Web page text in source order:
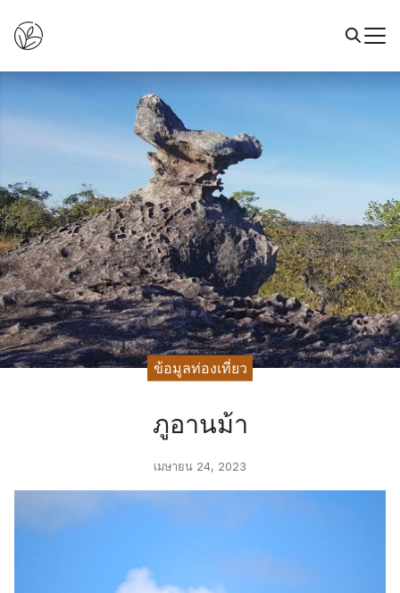
ข้อมูลท่องเที่ยว
ภูอานม้า
เมษายน 24, 2023